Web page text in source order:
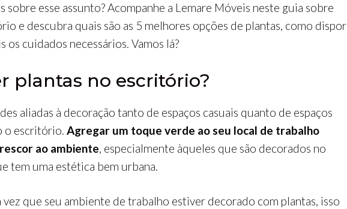
sobre esse assunto? Acompanhe a Lemare Móveis neste guia sobre
e descubra quais são as 5 melhores opções de plantas, como dispor
os cuidados necessários. Vamos lá?
plantas no escritório?
aliadas à decoração tanto de espaços casuais quanto de espaços
o escritório. Agregar um toque verde ao seu local de trabalho
ao ambiente, especialmente àqueles que são decorados no
tem uma estética bem urbana.
que seu ambiente de trabalho estiver decorado com plantas, isso